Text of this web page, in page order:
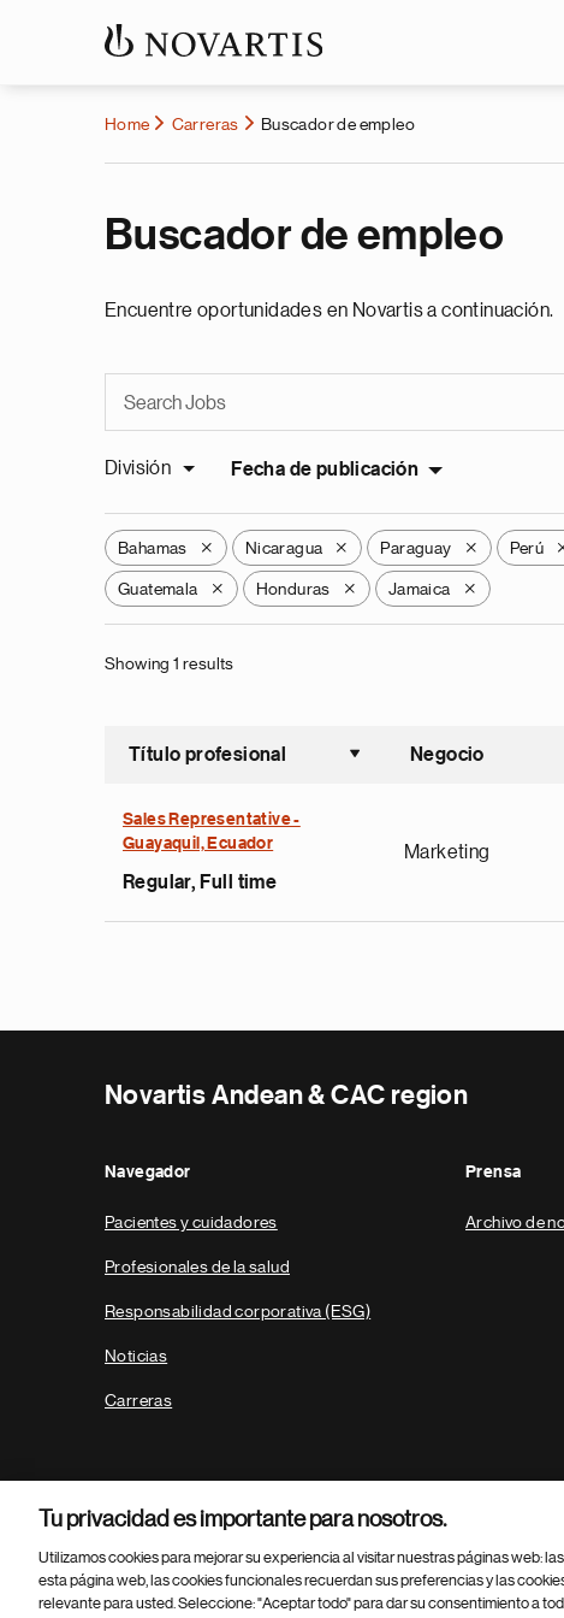
Home Carreras Buscador de empleo
Buscador de empleo
Encuentre oportunidades en Novartis a continuación.
División Fecha de publicación
Bahamas X Nicaragua X Paraguay X Perú
Guatemala X Honduras X Jamaica X
Showing 1 results
Título profesional
Ordenar
Negocio
Sales Representative -
Guayaquil, Ecuador
Regular, Full time
Marketing
Novartis Andean & CAC region
Navegador
Pacientes y cuidadores
Profesionales de la salud
Responsabilidad corporativa (ESG)
Noticias
Carreras
Prensa
Archivo de
Parte
© 2026 Novartis AG
Tu privacidad es importante para nosotros.
Utilizamos cookies para mejorar su experiencia al visitar nuestras páginas web:
esta página web, las cookies funcionales recuerdan sus preferencias y las
relevante para usted. Seleccione: "Aceptar todo" para dar su consentimiento a